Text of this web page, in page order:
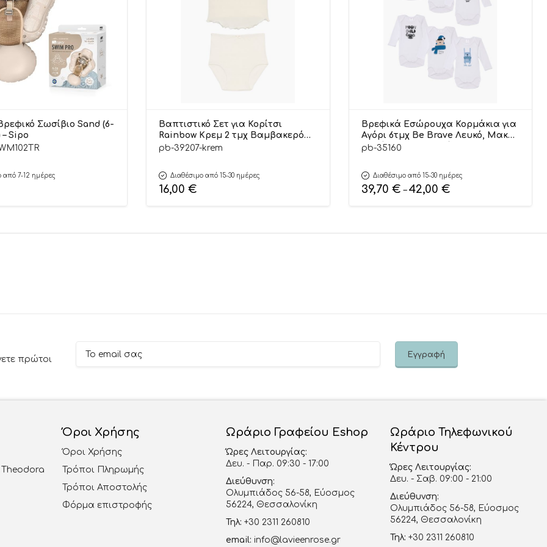
Σωσίβιο Sand (6-
Sipo
από 7-12 ημέρες
Βαπτιστικό Σετ για Κορίτσι
Rainbow Κρεμ 2 τμχ Βαμβακερό
100% – Pretty Baby
pb-39207-krem
Διαθέσιμο από 15-30 ημέρες
16,00 €
Βρεφικά Εσώρουχα Κορμάκια για
Αγόρι 6τμχ Be Brave Λευκό, Μακρύ
Μανίκι, Βαμβακερά 100% – Pretty
pb-35160
Διαθέσιμο από 15-30 ημέρες
39,70 € – 42,00 €
πρώτοι
Theodora
Όροι Χρήσης
Όροι Χρήσης
Τρόποι Πληρωμής
Τρόποι Αποστολής
Φόρμα επιστροφής
Ωράριο Γραφείου Eshop
Ώρες Λειτουργίας:
Δευ. - Παρ. 09:30 - 17:00
Διεύθυνση:
Ολυμπιάδος 56-58, Εύοσμος
56224, Θεσσαλονίκη
Τηλ: +30 2311 260810
email: info@lavieenrose.gr
Ωράριο Τηλεφωνικού
Κέντρου
Ώρες Λειτουργίας:
Δευ. - Σαβ. 09:00 - 21:00
Διεύθυνση:
Ολυμπιάδος 56-58, Εύοσμος
56224, Θεσσαλονίκη
Τηλ: +30 2311 260810